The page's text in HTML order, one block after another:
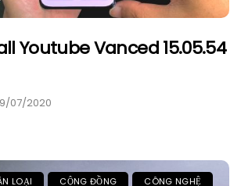
Youtube Vanced 15.05.54
07/2020
LOẠI CỘNG ĐỒNG
CÔNG NGHỆ